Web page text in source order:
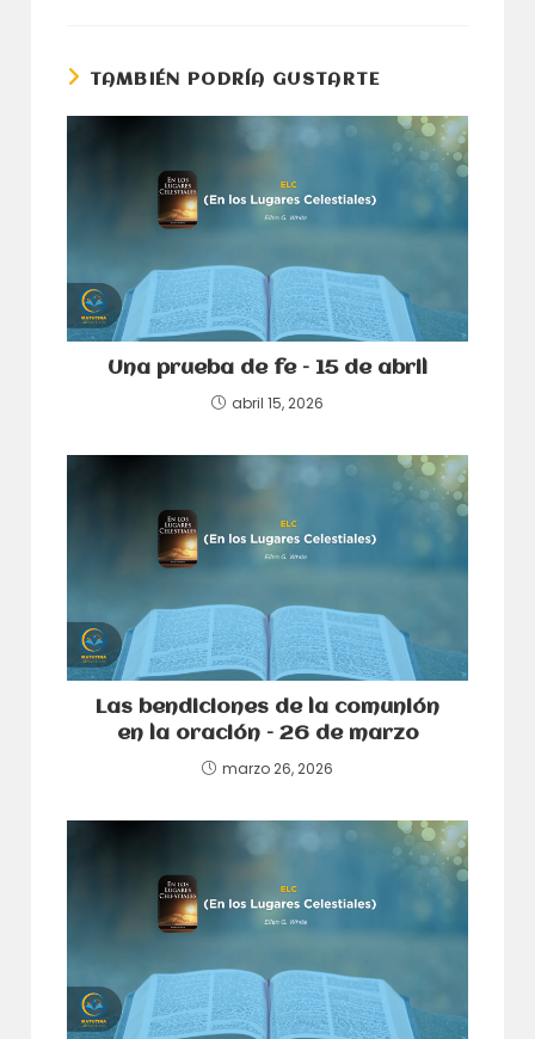
TAMBIÉN PODRÍA GUSTARTE
Una prueba de fe – 15 de abril
abril 15, 2026
Las bendiciones de la comunión
en la oración – 26 de marzo
marzo 26, 2026